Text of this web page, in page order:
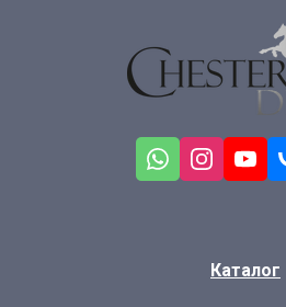
Каталог